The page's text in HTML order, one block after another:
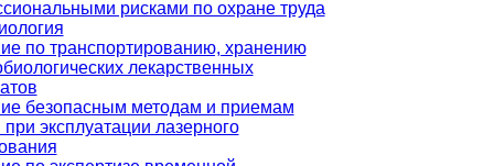
рисками по охране труда
по транспортированию, хранению
лекарственных
безопасным методам и приемам
эксплуатации лазерного